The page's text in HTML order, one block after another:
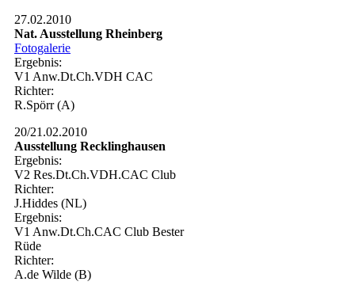
27.02.2010
Nat. Ausstellung Rheinberg
Fotogalerie
Ergebnis:
V1 Anw.Dt.Ch.VDH CAC
Richter:
R.Spörr (A)
20/21.02.2010
Ausstellung Recklinghausen
Ergebnis:
V2 Res.Dt.Ch.VDH.CAC Club
Richter:
J.Hiddes (NL)
Ergebnis:
V1 Anw.Dt.Ch.CAC Club Bester
Rüde
Richter:
A.de Wilde (B)